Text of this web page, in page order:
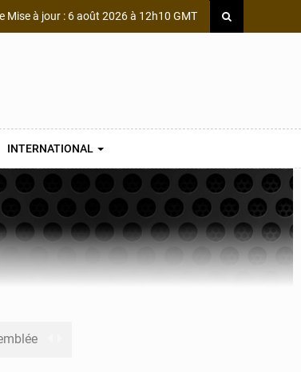
Mise à jour : 6 août 2026 à 12h10 GMT
INTERNATIONAL